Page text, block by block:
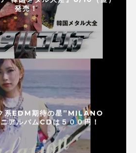
発売！
系EDM期待の星”MILANO
アルバムCDは５００円！